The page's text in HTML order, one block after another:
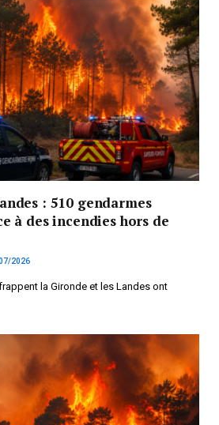
: 510 gendarmes
à des incendies hors de
2026
la Gironde et les Landes ont